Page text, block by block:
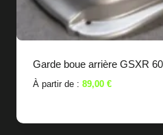
Garde boue arrière GSXR
À partir de : 89,00 €